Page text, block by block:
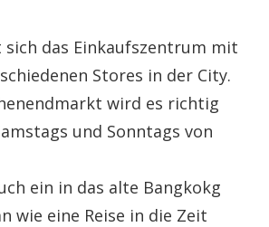
sich das Einkaufszentrum mit
Stores in der City.
wird es richtig
und Sonntags von
ein in das alte Bangkokg
wie eine Reise in die Zeit